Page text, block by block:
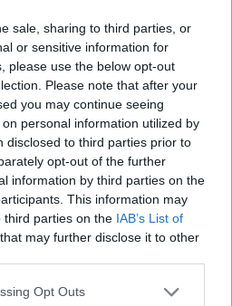
sale, sharing to third parties, or
or sensitive information for
please use the below opt-out
Please note that after your
you may continue seeing
personal information utilized by
disclosed to third parties prior to
opt-out of the further
information by third parties on the
This information may
third parties on the IAB’s List of
that may further disclose it to other
app uses one or more Google
Opt Outs
lookja
Vilmos herceg és a
vidéken folytassák